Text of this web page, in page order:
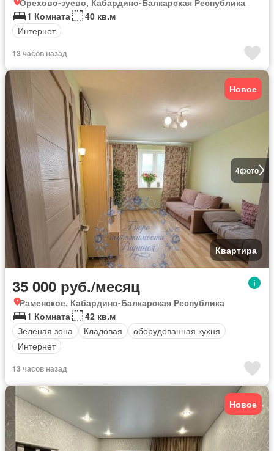
1 Комната
40 кв.м
Интернет
13 часов назад
4фото
Новое
Квартира
35 000 руб./месяц
Раменское, Кабардино-Балкарская Республика
1 Комната
42 кв.м
Зеленая зона
Кладовая
оборудованная кухня
Интернет
13 часов назад
Новое